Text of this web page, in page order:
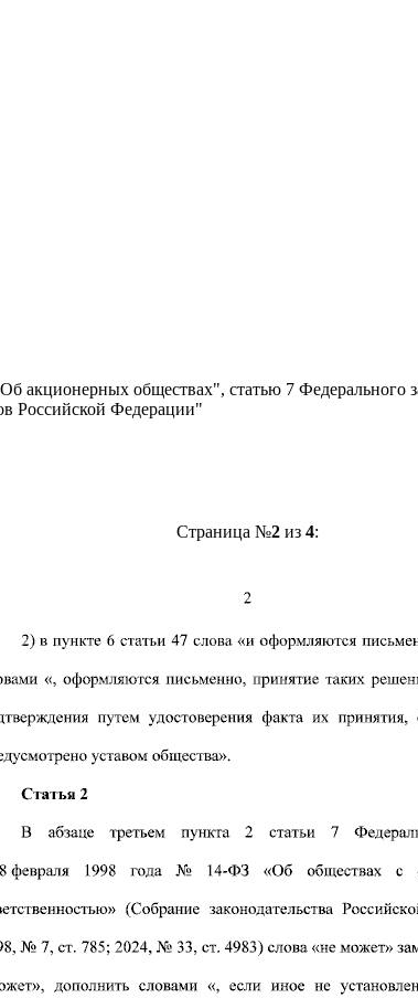
акционерных обществах", статью 7
Российской Федерации"
Страница №2из 4: